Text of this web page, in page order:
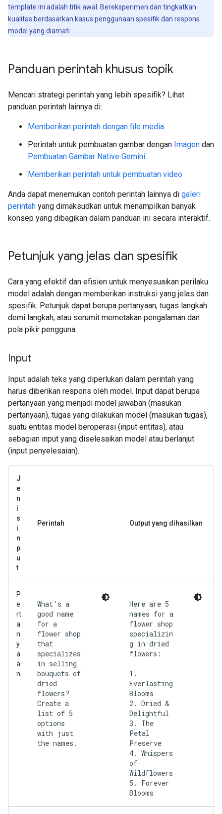
template ini adalah titik awal. Bereksperimen dan tingkatkan
kualitas berdasarkan kasus penggunaan spesifik dan respons
model yang diamati.
Panduan perintah khusus topik
Mencari strategi perintah yang lebih spesifik? Lihat
panduan perintah lainnya di:
Memberikan perintah dengan file media
Perintah untuk pembuatan gambar dengan Imagen dan
Pembuatan Gambar Native Gemini
Memberikan perintah untuk pembuatan video
Anda dapat menemukan contoh perintah lainnya di galeri
perintah yang dimaksudkan untuk menampilkan banyak
konsep yang dibagikan dalam panduan ini secara interaktif.
Petunjuk yang jelas dan spesifik
Cara yang efektif dan efisien untuk menyesuaikan perilaku
model adalah dengan memberikan instruksi yang jelas dan
spesifik. Petunjuk dapat berupa pertanyaan, tugas langkah
demi langkah, atau serumit memetakan pengalaman dan
pola pikir pengguna.
Input
Input adalah teks yang diperlukan dalam perintah yang
harus diberikan respons oleh model. Input dapat berupa
pertanyaan yang menjadi model jawaban (masukan
pertanyaan), tugas yang dilakukan model (masukan tugas),
suatu entitas model beroperasi (input entitas), atau
sebagian input yang diselesaikan model atau berlanjut
(input penyelesaian).
J
e
n
i
s
i
n
p
u
t
Perintah Output yang dihasilkan
P
e
rt
a
n
y
a
a
n
What's a
good name
for a
flower shop
that
specializes
in selling
bouquets of
dried
flowers?
Create a
list of 5
options
with just
the names.
Here are 5
names for a
flower shop
specializin
g in dried
flowers:
1.
Everlasting
Blooms
2. Dried &
Delightful
3. The
Petal
Preserve
4. Whispers
of
Wildflowers
5. Forever